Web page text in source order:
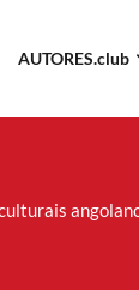
AUTORES.club